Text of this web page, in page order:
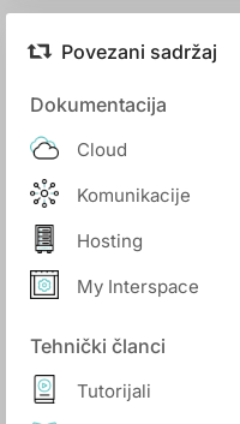
Povezani sadržaj
Dokumentacija
Cloud
Komunikacije
Hosting
My Interspace
Tehnički članci
Tutorijali